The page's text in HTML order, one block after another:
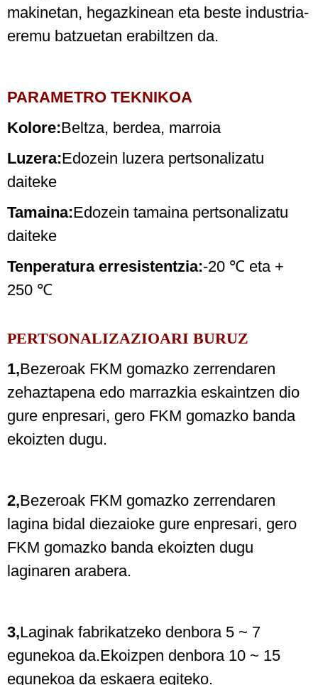
makinetan, hegazkinean eta beste industria-
eremu batzuetan erabiltzen da.
PARAMETRO TEKNIKOA
Kolore:Beltza, berdea, marroia
Luzera:Edozein luzera pertsonalizatu
daiteke
Tamaina:Edozein tamaina pertsonalizatu
daiteke
Tenperatura erresistentzia:-20 ℃ eta +
250 ℃
PERTSONALIZAZIOARI BURUZ
1,Bezeroak FKM gomazko zerrendaren
zehaztapena edo marrazkia eskaintzen dio
gure enpresari, gero FKM gomazko banda
ekoizten dugu.
2,Bezeroak FKM gomazko zerrendaren
lagina bidal diezaioke gure enpresari, gero
FKM gomazko banda ekoizten dugu
laginaren arabera.
3,Laginak fabrikatzeko denbora 5 ~ 7
egunekoa da.Ekoizpen denbora 10 ~ 15
egunekoa da eskaera egiteko.